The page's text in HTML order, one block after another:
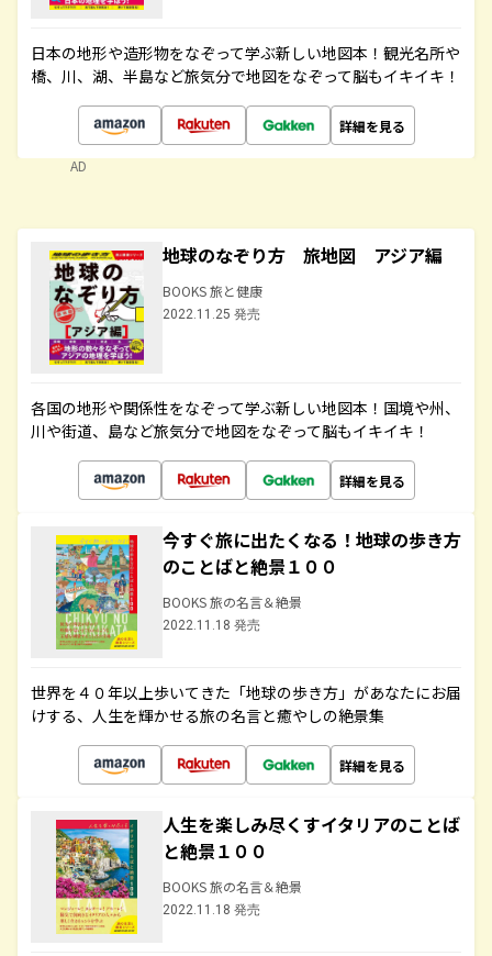
日本の地形や造形物をなぞって学ぶ新しい地図本！観光名所や
橋、川、湖、半島など旅気分で地図をなぞって脳もイキイキ！
詳細を見る
AD
地球のなぞり方 旅地図 アジア編
BOOKS 旅と健康
2022.11.25 発売
各国の地形や関係性をなぞって学ぶ新しい地図本！国境や州、
川や街道、島など旅気分で地図をなぞって脳もイキイキ！
詳細を見る
今すぐ旅に出たくなる！地球の歩き方
のことばと絶景１００
BOOKS 旅の名言＆絶景
2022.11.18 発売
世界を４０年以上歩いてきた「地球の歩き方」があなたにお届
けする、人生を輝かせる旅の名言と癒やしの絶景集
詳細を見る
人生を楽しみ尽くすイタリアのことば
と絶景１００
BOOKS 旅の名言＆絶景
2022.11.18 発売